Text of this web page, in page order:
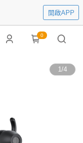
開啟APP
0
1/4